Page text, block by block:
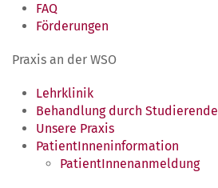
FAQ
Förderungen
Praxis an der WSO
Lehrklinik
Behandlung durch Studierende
Unsere Praxis
PatientInneninformation
PatientInnenanmeldung